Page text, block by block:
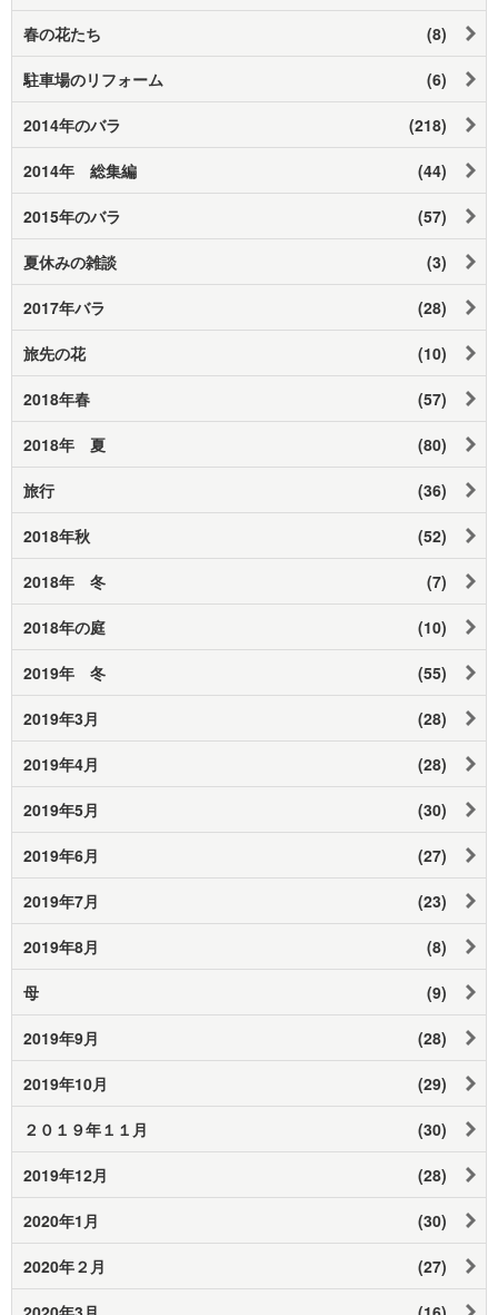
春の花たち (8)
駐車場のリフォーム (6)
2014年のバラ (218)
2014年 総集編 (44)
2015年のバラ (57)
夏休みの雑談 (3)
2017年バラ (28)
旅先の花 (10)
2018年春 (57)
2018年 夏 (80)
旅行 (36)
2018年秋 (52)
2018年 冬 (7)
2018年の庭 (10)
2019年 冬 (55)
2019年3月 (28)
2019年4月 (28)
2019年5月 (30)
2019年6月 (27)
2019年7月 (23)
2019年8月 (8)
母 (9)
2019年9月 (28)
2019年10月 (29)
２０１９年１１月 (30)
2019年12月 (28)
2020年1月 (30)
2020年２月 (27)